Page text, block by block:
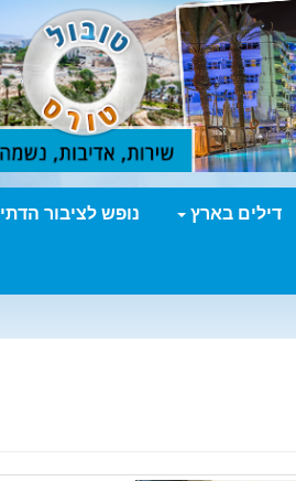
דילים בארץ נופש לציבור הדתי